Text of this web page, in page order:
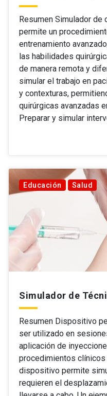
Resumen Simulador de
permite un
entrenamiento
las habilidades
de manera remota y
simular el trabajo en
y contexturas,
quirúrgicas avanzadas
Preparar y simular
Educación Salud
Simulador de
Resumen Dispositivo
ser utilizado en
aplicación de
procedimientos clínicos
dispositivo permite
requieren el